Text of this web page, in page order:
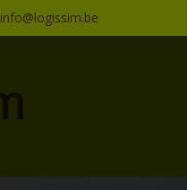
info@logissim.be